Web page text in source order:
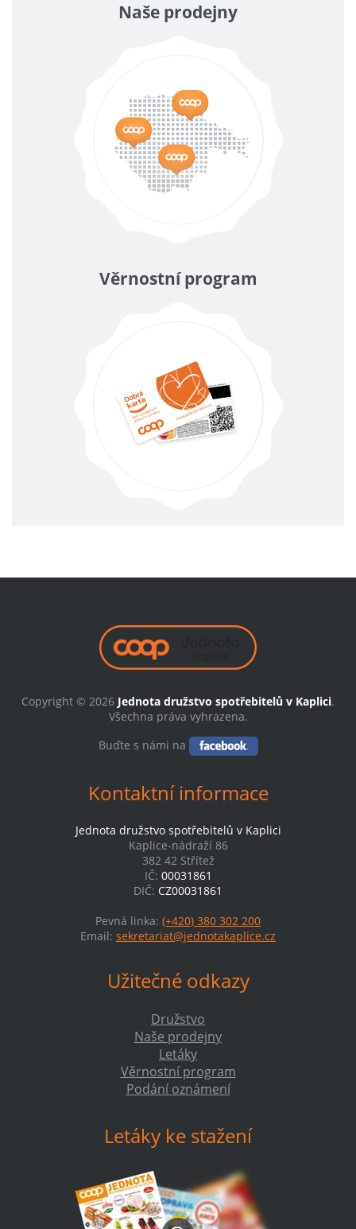
Naše prodejny
Věrnostní program
Copyright © 2026 Jednota družstvo spotřebitelů v Kaplici.
Všechna práva vyhrazena.
Buďte s námi na
Kontaktní informace
Jednota družstvo spotřebitelů v Kaplici
Kaplice-nádraží 86
382 42 Střítež
IČ: 00031861
DIČ: CZ00031861
Pevná linka: (+420) 380 302 200
Email: sekretariat@jednotakaplice.cz
Užitečné odkazy
Družstvo
Naše prodejny
Letáky
Věrnostní program
Podání oznámení
Letáky ke stažení